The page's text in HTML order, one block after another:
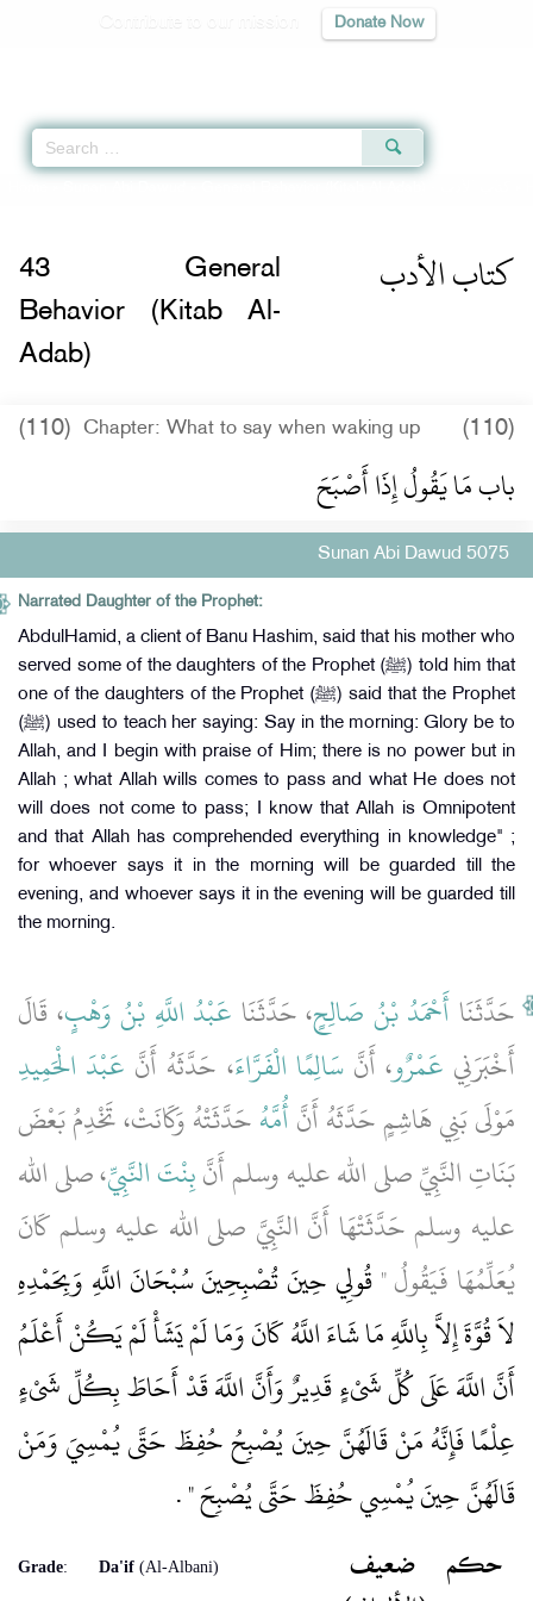
Donate Now
كتاب الأدب 43
General
Behavior (Kitab Al-
Adab)
(110) Chapter: What to say when waking up (110)
باب مَا يَقُولُ إِذَا أَصْبَحَ
Sunan Abi Dawud 5075
Narrated Daughter of the Prophet:
AbdulHamid, a client of Banu Hashim, said that his mother who
served some of the daughters of the Prophet (ﷺ) told him that
one of the daughters of the Prophet (ﷺ) said that the Prophet
(ﷺ) used to teach her saying: Say in the morning: Glory be to
Allah, and I begin with praise of Him; there is no power but in
Allah ; what Allah wills comes to pass and what He does not
will does not come to pass; I know that Allah is Omnipotent
and that Allah has comprehended everything in knowledge" ;
for whoever says it in the morning will be guarded till the
evening, and whoever says it in the evening will be guarded till
the morning.
حَدَّثَنَا أَحْمَدُ بْنُ صَالِحٍ، حَدَّثَنَا عَبْدُ اللَّهِ بْنُ وَهْبٍ، قَالَ
أَخْبَرَنِي عَمْرٌو، أَنَّسَالِمًا الْفَرَّاءَ، حَدَّثَهُ أَنَّ عَبْدَ الْحَمِيدِ
مَوْلَى بَنِي هَاشِمٍ حَدَّثَهُ أَنَّأُمَّهُحَدَّثَتْهُ وَكَانَتْ، تَخْدِمُ بَعْضَ
بَنَاتِ النَّبِيِّ صلى الله عليه وسلم أَنَّبِنْتَ النَّبِيِّ، صلى الله
عليه وسلم حَدَّثَتْهَا أَنَّ النَّبِيَّ صلى الله عليه وسلم كَانَ
يُعَلِّمُهَا فَيَقُولُ ‏"‏قُولِي حِينَ تُصْبِحِينَ سُبْحَانَ اللَّهِ وَبِحَمْدِهِ
لاَ قُوَّةَ إِلاَّ بِاللَّهِ مَا شَاءَ اللَّهُ كَانَ وَمَا لَمْ يَشَأْ لَمْ يَكُنْ أَعْلَمُ
أَنَّ اللَّهَ عَلَى كُلِّ شَىْءٍ قَدِيرٌ وَأَنَّ اللَّهَ قَدْ أَحَاطَ بِكُلِّ شَىْءٍ
عِلْمًا فَإِنَّهُ مَنْ قَالَهُنَّ حِينَ يُصْبِحُ حُفِظَ حَتَّى يُمْسِيَ وَمَنْ
قَالَهُنَّ حِينَ يُمْسِي حُفِظَ حَتَّى يُصْبِحَ ‏"‏ ‏.‏
Grade: Da'if (Al-Albani)
ضعيف
حكم